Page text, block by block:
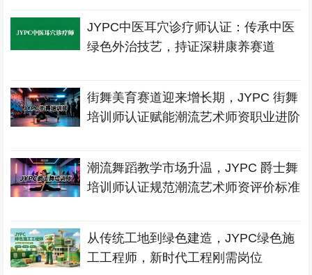
JYPC中医耳穴诊疗师认证：传承中医
绿色外治技艺，持证深耕康养赛道
街舞美育赛道迎来增长期，JYPC 街舞
培训师认证赋能潮流艺术师资职业进阶
潮流舞蹈教学市场升温，JYPC 爵士舞
培训师认证规范潮流艺术师资评价标准
从传统工地到绿色建造，JYPC绿色施
工工程师，新时代工程刚需岗位